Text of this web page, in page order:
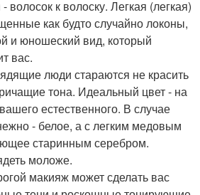
волосок к волоску. Легкая (легкая)
как будто случайно локоны,
и юношеский вид, который
вас.
люди стараются не красить
тона. Идеальный цвет - на
естественного. В случае
- белое, а с легким медовым
старинным серебром.
моложе.
макияж может сделать вас